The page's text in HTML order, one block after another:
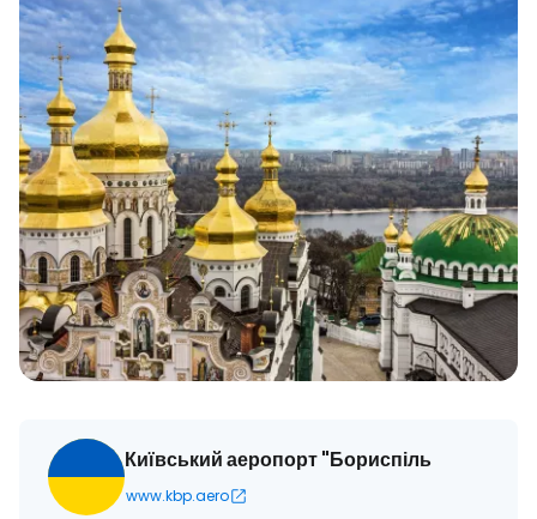
Київський аеропорт "Бориспіль
www.kbp.aero
Продовжити з email